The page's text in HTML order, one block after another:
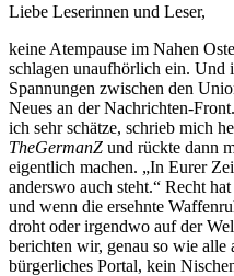
Liebe Leserinnen und Leser,
keine Atempause im Nahen
schlagen unaufhörlich ein. Und
Spannungen zwischen den
Neues an der Nachrichten-
ich sehr schätze, schrieb mich
TheGermanZ und rückte dann
eigentlich machen. „In Eurer
anderswo auch steht.“ Recht
und wenn die ersehnte
droht oder irgendwo auf der
berichten wir, genau so wie alle
bürgerliches Portal, kein